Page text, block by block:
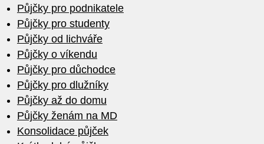
Půjčky pro podnikatele
Půjčky pro studenty
Půjčky od lichváře
Půjčky o víkendu
Půjčky pro důchodce
Půjčky pro dlužníky
Půjčky až do domu
Půjčky ženám na MD
Konsolidace půjček